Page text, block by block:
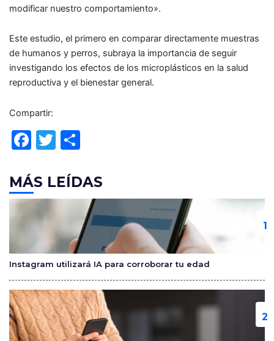
modificar nuestro comportamiento».
Este estudio, el primero en comparar directamente muestras
de humanos y perros, subraya la importancia de seguir
investigando los efectos de los microplásticos en la salud
reproductiva y el bienestar general.
Compartir:
F
c
e
b
o
o
k
T
itt
er
m
p
ar
tir
MÁS LEÍDAS
Instagram utilizará IA para corroborar tu edad